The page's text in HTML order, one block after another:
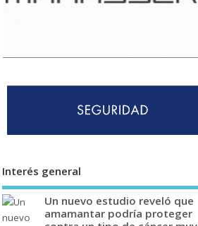
Interés general
Un nuevo estudio reveló que
amamantar podría proteger